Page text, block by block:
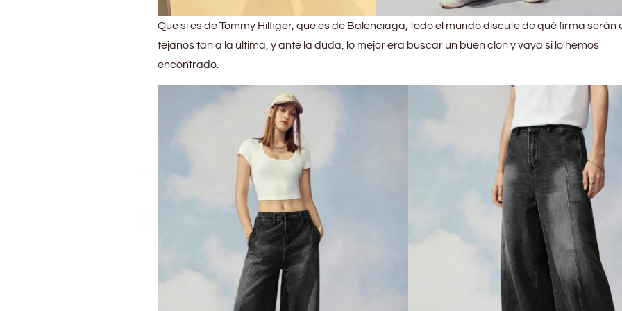
Que si es de Tommy Hilfiger, que es de Balenciaga, todo el mundo discute de qué firma serán
tejanos tan a la última, y ante la duda, lo mejor era buscar un buen clon y vaya si lo hemos
encontrado.